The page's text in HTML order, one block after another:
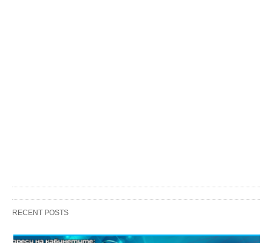
RECENT POSTS